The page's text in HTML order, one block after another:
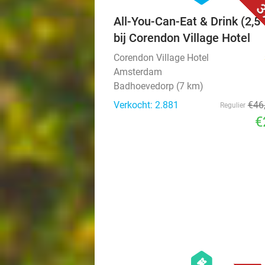
All-You-Can-Eat & Drink (2,5
bij Corendon Village Hotel
Corendon Village Hotel
Amsterdam
Badhoevedorp (7 km)
Verkocht: 2.881
Regulier €46
events